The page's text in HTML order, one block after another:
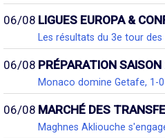
06/08 LIGUES EUROPA &
Les résultats du 3e tour des
06/08 PRÉPARATION
Monaco domine Getafe, 1-0
06/08 MARCHÉ DES
Maghnes Akliouche